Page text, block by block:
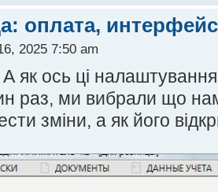
оплата,
2025 7:50 am
як ось ці
раз, ми вибрали що
зміни, а як його